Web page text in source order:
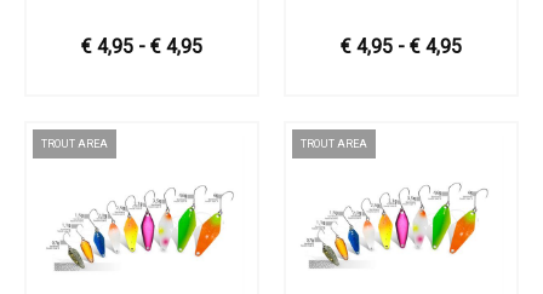
€ 4,95 - € 4,95 € 4,95 - € 4,95
TROUT AREA TROUT AREA